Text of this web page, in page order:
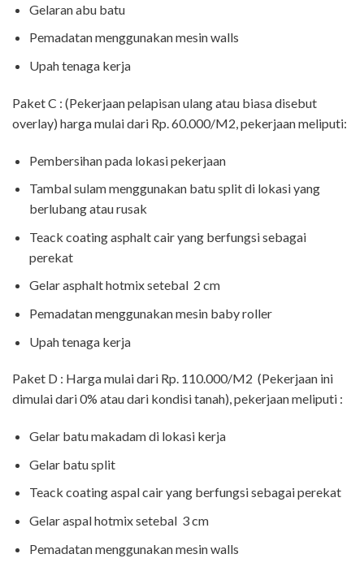
Gelaran abu batu
Pemadatan menggunakan mesin walls
Upah tenaga kerja
Paket C : (Pekerjaan pelapisan ulang atau biasa disebut
overlay) harga mulai dari Rp. 60.000/M2, pekerjaan meliputi:
Pembersihan pada lokasi pekerjaan
Tambal sulam menggunakan batu split di lokasi yang
berlubang atau rusak
Teack coating asphalt cair yang berfungsi sebagai
perekat
Gelar asphalt hotmix setebal 2 cm
Pemadatan menggunakan mesin baby roller
Upah tenaga kerja
Paket D : Harga mulai dari Rp. 110.000/M2 (Pekerjaan ini
dimulai dari 0% atau dari kondisi tanah), pekerjaan meliputi :
Gelar batu makadam di lokasi kerja
Gelar batu split
Teack coating aspal cair yang berfungsi sebagai perekat
Gelar aspal hotmix setebal 3 cm
Pemadatan menggunakan mesin walls